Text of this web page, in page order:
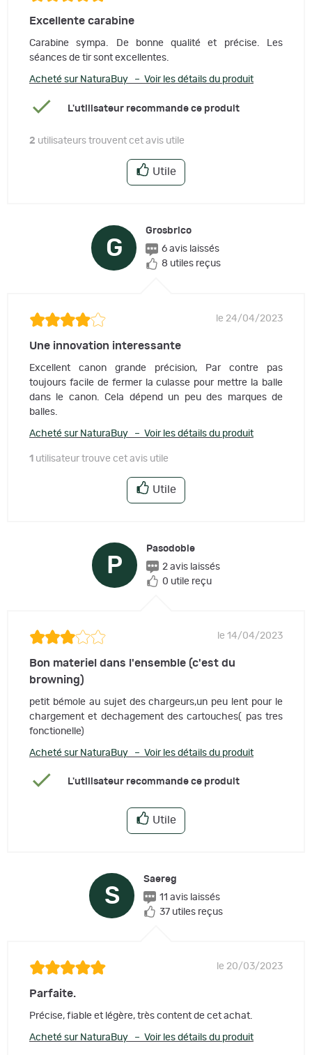
Excellente carabine
Carabine sympa. De bonne qualité et précise. Les
séances de tir sont excellentes.
Acheté sur NaturaBuy – Voir les détails du produit
L'utilisateur recommande ce produit
2 utilisateurs trouvent cet avis utile
Utile
G
Grosbrico
6 avis laissés
8 utiles reçus
le 24/04/2023
Une innovation interessante
Excellent canon grande précision, Par contre pas
toujours facile de fermer la culasse pour mettre la balle
dans le canon. Cela dépend un peu des marques de
balles.
Acheté sur NaturaBuy – Voir les détails du produit
1 utilisateur trouve cet avis utile
Utile
P
Pasodoble
2 avis laissés
0 utile reçu
le 14/04/2023
Bon materiel dans l'ensemble (c'est du
browning)
petit bémole au sujet des chargeurs,un peu lent pour le
chargement et dechagement des cartouches( pas tres
fonctionelle)
Acheté sur NaturaBuy – Voir les détails du produit
L'utilisateur recommande ce produit
Utile
S
Saereg
11 avis laissés
37 utiles reçus
le 20/03/2023
Parfaite.
Précise, fiable et légère, très content de cet achat.
Acheté sur NaturaBuy – Voir les détails du produit